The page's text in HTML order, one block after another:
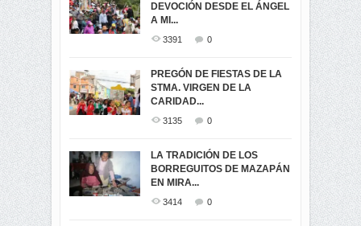
DEVOCIÓN DESDE EL ÁNGEL
A MI...
3391 0
PREGÓN DE FIESTAS DE LA
STMA. VIRGEN DE LA
CARIDAD...
3135 0
LA TRADICIÓN DE LOS
BORREGUITOS DE MAZAPÁN
EN MIRA...
3414 0
DE LA CARIDAD 2024
3061
-ENCENDIDO DEL ARBOL DE
...
MIRA
3440
ELECCIONES
PRESIDENCIALES 2023 EN
M...
ELECCION CRUCIAL:
SEGUNDA VUELTA
PRESIDENCIAL EL 1...
VIRTUALES ASAMBLEISTAS
POR LA PROVINCIA DEL
CARCHI...